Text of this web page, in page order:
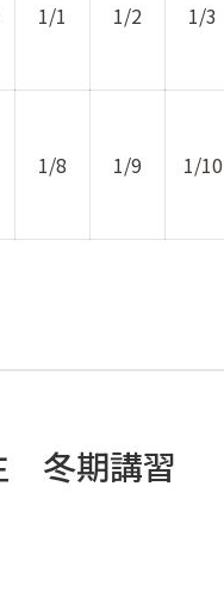
1/1 1/2 1/3
1/8 1/9 1/10
冬期講習